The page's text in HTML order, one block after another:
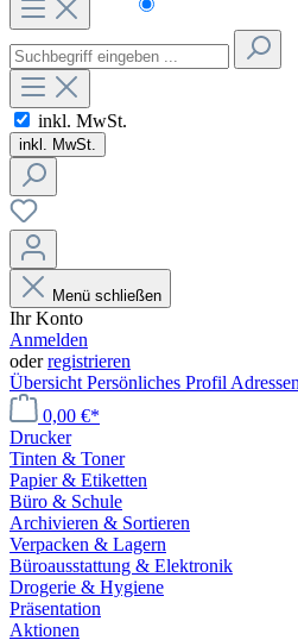
inkl. MwSt.
inkl. MwSt.
Menü schließen
Ihr Konto
Anmelden
oderregistrieren
Übersicht Persönliches Profil Adressen
0,00 €*
Drucker
Tinten & Toner
Papier & Etiketten
Büro & Schule
Archivieren & Sortieren
Verpacken & Lagern
Büroausstattung & Elektronik
Drogerie & Hygiene
Präsentation
Aktionen